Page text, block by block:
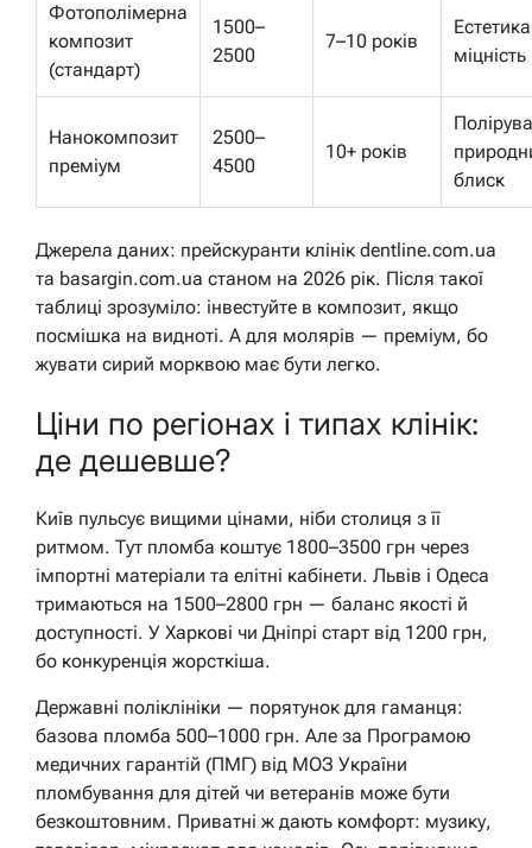
Фотополімерна
композит
(стандарт)
1500–
2500
7–10 років
міцність
Нанокомпозит
преміум
2500–
4500
10+ років
блиск
Джерела даних: прейскуранти клінік dentline.com.ua
та basargin.com.ua станом на 2026 рік. Після такої
таблиці зрозуміло: інвестуйте в композит, якщо
посмішка на видноті. А для молярів — преміум, бо
жувати сирий морквою має бути легко.
Ціни по регіонах і типах клінік:
де дешевше?
Київ пульсує вищими цінами, ніби столиця з її
ритмом. Тут пломба коштує 1800–3500 грн через
імпортні матеріали та елітні кабінети. Львів і Одеса
тримаються на 1500–2800 грн — баланс якості й
доступності. У Харкові чи Дніпрі старт від 1200 грн,
бо конкуренція жорсткіша.
Державні поліклініки — порятунок для гаманця:
базова пломба 500–1000 грн. Але за Програмою
медичних гарантій (ПМГ) від МОЗ України
пломбування для дітей чи ветеранів може бути
безкоштовним. Приватні ж дають комфорт: музику,